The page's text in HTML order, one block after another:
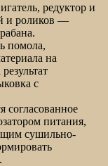
редуктор и
и роликов —
помола,
на
с
согласованное
питания,
сушильно-